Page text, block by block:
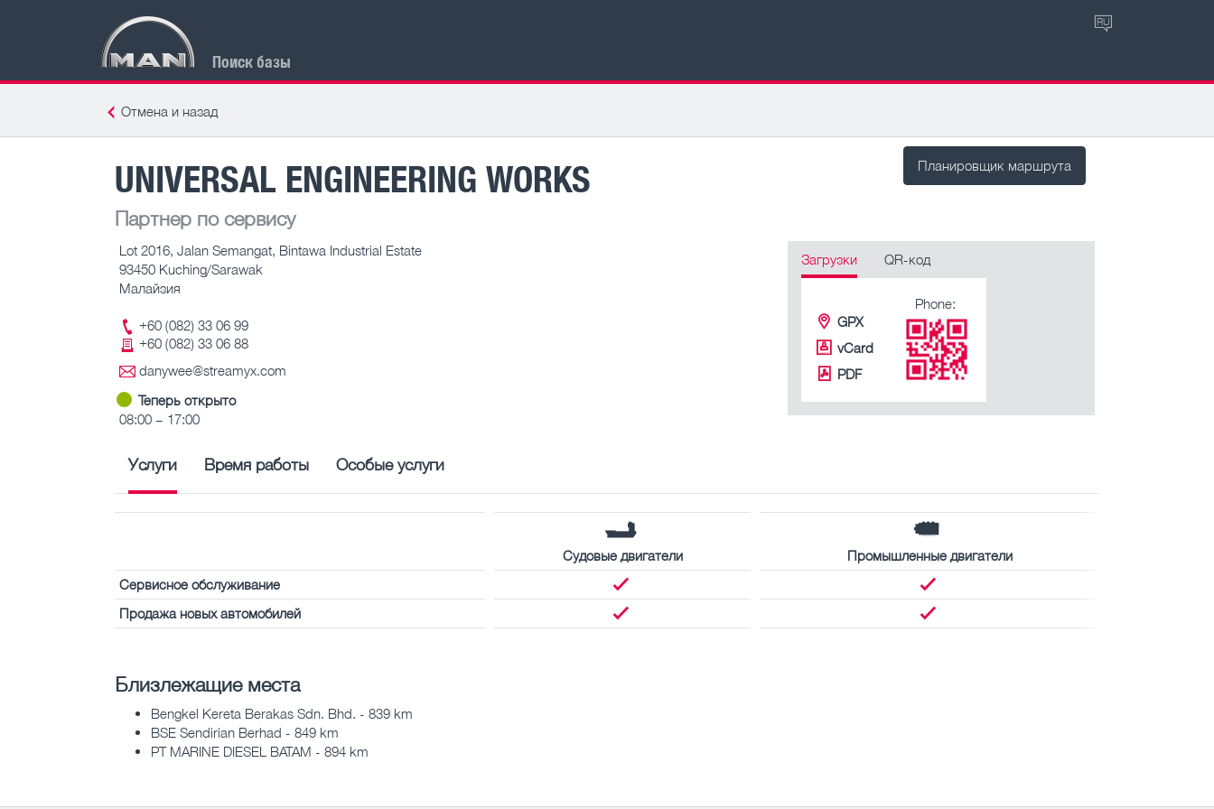
Поиск базы
RU
Отмена и назад
Планировщик маршрута
UNIVERSAL ENGINEERING WORKS
Партнер по сервису
Lot 2016, Jalan Semangat, Bintawa Industrial Estate
93450 Kuching/Sarawak
Малайзия
+60 (082) 33 06 99
+60 (082) 33 06 88
danywee@streamyx.com
Теперь открыто
08:00 – 17:00
Загрузки QR-код
GPX
vCard
PDF
Phone:
Услуги Время работы Особые услуги
Судовые двигатели
Промышленные двигатели
Сервисное обслуживание
Продажа новых автомобилей
Близлежащие места
Bengkel Kereta Berakas Sdn. Bhd. - 839 km
BSE Sendirian Berhad - 849 km
PT MARINE DIESEL BATAM - 894 km